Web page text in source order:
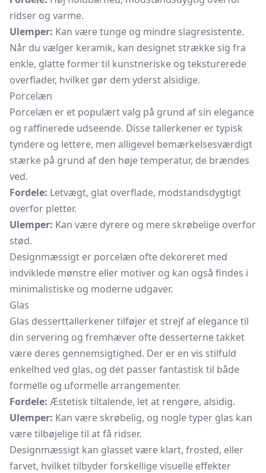
ridser og varme.
Ulemper: Kan være tunge og mindre slagresistente.
Når du vælger keramik, kan designet strække sig fra
enkle, glatte former til kunstneriske og teksturerede
overflader, hvilket gør dem yderst alsidige.
Porcelæn
Porcelæn er et populært valg på grund af sin elegance
og raffinerede udseende. Disse tallerkener er typisk
tyndere og lettere, men alligevel bemærkelsesværdigt
stærke på grund af den høje temperatur, de brændes
ved.
Fordele: Letvægt, glat overflade, modstandsdygtigt
overfor pletter.
Ulemper: Kan være dyrere og mere skrøbelige overfor
stød.
Designmæssigt er porcelæn ofte dekoreret med
indviklede mønstre eller motiver og kan også findes i
minimalistiske og moderne udgaver.
Glas
Glas desserttallerkener tilføjer et strejf af elegance til
din servering og fremhæver ofte desserterne takket
være deres gennemsigtighed. Der er en vis stilfuld
enkelhed ved glas, og det passer fantastisk til både
formelle og uformelle arrangementer.
Fordele: Æstetisk tiltalende, let at rengøre, alsidig.
Ulemper: Kan være skrøbelig, og nogle typer glas kan
være tilbøjelige til at få ridser.
Designmæssigt kan glasset være klart, frosted, eller
farvet, hvilket tilbyder forskellige visuelle effekter